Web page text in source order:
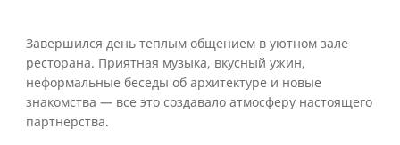
Завершился день теплым общением в уютном зале
ресторана. Приятная музыка, вкусный ужин,
неформальные беседы об архитектуре и новые
знакомства — все это создавало атмосферу настоящего
партнерства.